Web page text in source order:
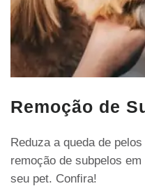
Remoção de
Reduza a queda de
remoção de subpelos
seu pet. Confira!